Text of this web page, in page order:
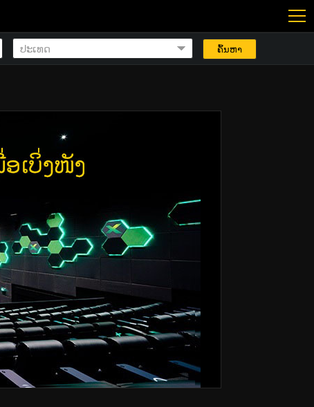
ຄົ້ນຫາ